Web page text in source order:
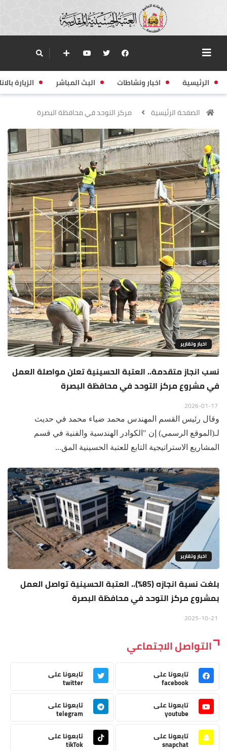
الرئيسية اخبار ونشاطات البث المباشر الزيارة
الصفحة الرئيسية مركز التوحد في محافظة البصرة
اخبار وتقارير
نسب انجاز متقدمة.. العتبة الحسينية تعلن مواصلة العمل
في مشروع مركز التوحد في محافظة البصرة
وقال رئيس القسم المهندس محمد ضياء محمد في حديث
لـ(الموقع الرسمي) إن "الكوادر الهندسية والفنية في قسم
المشاريع الاستراتيجية التابع للعتبة الحسينية المق...
اخبار وتقارير
بلغت نسبة انجازه (85%).. العتبة الحسينية تواصل العمل
بمشروع مركز التوحد في محافظة البصرة
التواصل الاجتماعي
تابعونا على
facebook
تابعونا على
twitter
تابعونا على
youtube
تابعونا على
telegram
تابعونا على
snapchat
تابعونا على
tikTok